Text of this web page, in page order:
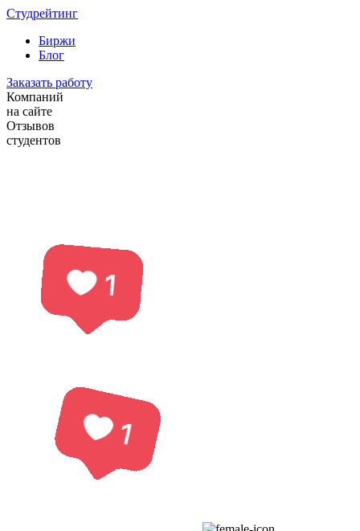
Студрейтинг
Биржи
Блог
Заказать работу
Компаний
на сайте
Отзывов
студентов